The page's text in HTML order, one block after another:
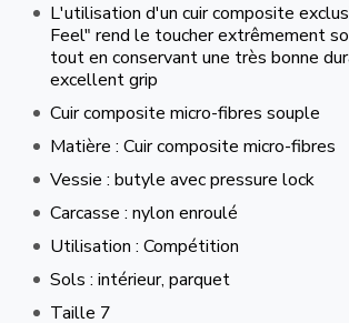
L'utilisation d'un cuir composite
Feel" rend le toucher extrêmement
tout en conservant une très bonne
excellent grip
Cuir composite micro-fibres souple
Matière : Cuir composite micro-fibres
Vessie : butyle avec pressure lock
Carcasse : nylon enroulé
Utilisation : Compétition
Sols : intérieur, parquet
Taille 7